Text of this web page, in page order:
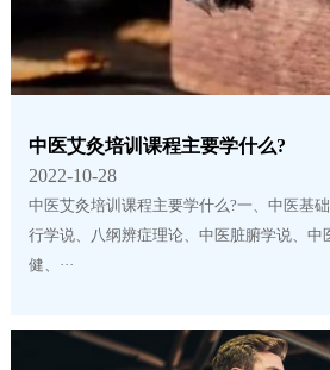
中医艾灸培训课程主要学什么?
2022-10-28
中医艾灸培训课程主要学什么?一、中医基
行学说、八纲辨症理论、中医脏腑学说、中
健、···